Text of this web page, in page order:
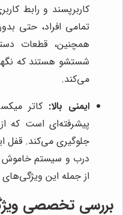
کاربرپسند و رابط
تمامی افراد، حتی
همچنین، قطعات
شستشو هستند که
می‌کند.
ایمنی بالا: کاتر
پیشرفته‌ای است که
جلوگیری می‌کند. قفل
درب و سیستم خاموش
از جمله این
بررسی تخصصی